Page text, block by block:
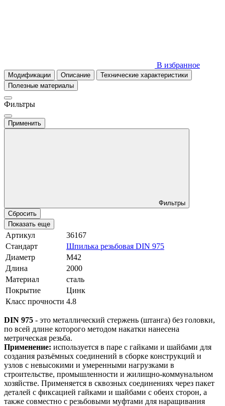
В избранное
Модификации Описание
Технические характеристики
Полезные материалы
Фильтры
Применить
Фильтры
Сбросить
Показать еще
Артикул
36167
Стандарт
Шпилька резьбовая DIN 975
Диаметр
М42
Длина
2000
Материал
сталь
Покрытие
Цинк
Класс прочности 4.8
DIN 975 - это металлический стержень (штанга) без головки,
по всей длине которого методом накатки нанесена
метрическая резьба.
Применение: используется в паре с гайками и шайбами для
создания разъёмных соединений в сборке конструкций и
узлов с невысокими и умеренными нагрузками в
строительстве, промышленности и жилищно-коммунальном
хозяйстве. Применяется в сквозных соединениях через пакет
деталей с фиксацией гайками и шайбами с обеих сторон, а
также совместно с резьбовыми муфтами для наращивания